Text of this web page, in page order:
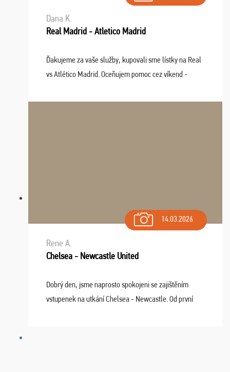
Dana K.
Real Madrid - Atletico Madrid
Ďakujeme za vaše služby, kupovali sme lístky na Real
vs Atlético Madrid. Oceňujem pomoc cez víkend -
spokojnosti. Sedenie bolo dobré, štadión Barnabéu ...
14.03.2026
Rene A.
Chelsea - Newcastle United
Dobrý den, jsme naprosto spokojeni se zajištěním
vstupenek na utkání Chelsea - Newcastle. Od první